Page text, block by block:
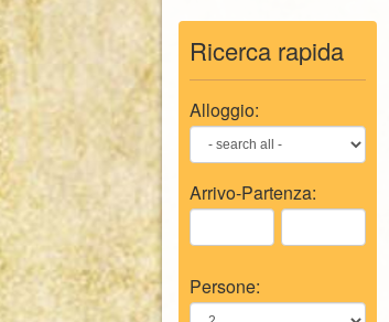
Ricerca rapida
Alloggio:
Arrivo-Partenza:
Persone: